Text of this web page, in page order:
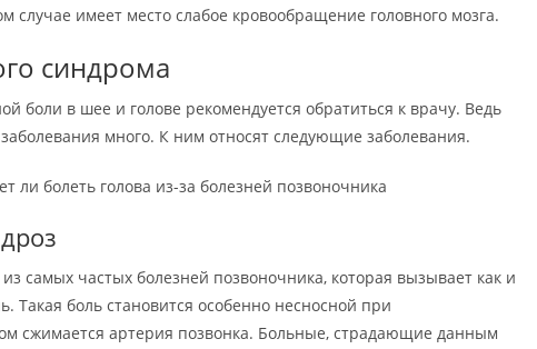
случае имеет место слабое кровообращение головного мозга.
синдрома
боли в шее и голове рекомендуется обратиться к врачу. Ведь
много. К ним относят следующие заболевания.
ли болеть голова из-за болезней позвоночника
самых частых болезней позвоночника, которая вызывает как и
Такая боль становится особенно несносной при
сжимается артерия позвонка. Больные, страдающие данным